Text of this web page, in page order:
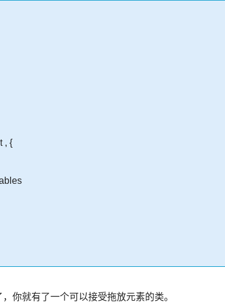
, {
你就有了一个可以接受拖放元素的类。